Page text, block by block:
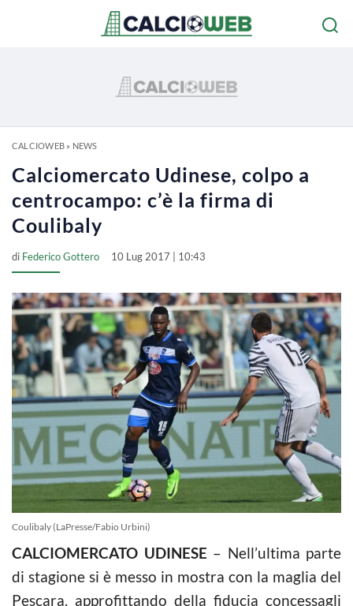
CALCIOWEB» NEWS
Calciomercato Udinese, colpo a
centrocampo: c’è la firma di
Coulibaly
di Federico Gottero 10 Lug 2017 | 10:43
Coulibaly (LaPresse/Fabio Urbini)
CALCIOMERCATO UDINESE – Nell’ultima parte
di stagione si è messo in mostra con la maglia del
Pescara, approfittando della fiducia concessagli